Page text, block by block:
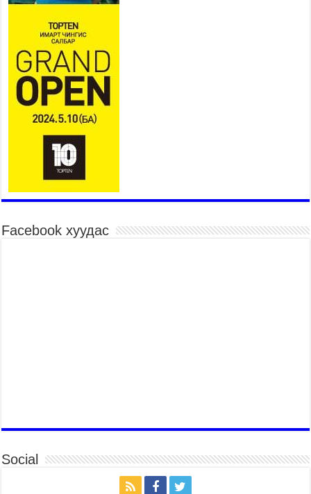
2026 оны 7 сар 15 / 11 цаг 07 минут
Үндэсний их сурын харваанд 850 харваач цэц
мэргэнээ сорьж байна
2026 оны 7 сар 15 / 11 цаг 03 минут
Төв цэнгэлдэхийн эргэн тойронд
2026 оны 7 сар 15 / 10 цаг 58 минут
Үндэсний их баяр наадмын шагайн харваа
насанд хүрэгчдийн багийн харваагаар
үргэлжилж байна
2026 оны 7 сар 15 / 10 цаг 52 минут
Үндэсний их баяр наадмын хүчит бөхийн
барилдаан эхэллээ
2026 оны 7 сар 15 / 10 цаг 46 минут
Үндэсний хувцасны өдрийг тохиолдуулан
“Дээлтэй монгол наадам” боллоо
Өв соёлоо тээж яваа уяачдын галаар УИХ-ын
2026 оны 7 сар 14 / 17 цаг 40 минут
Facebook хуудас
Social